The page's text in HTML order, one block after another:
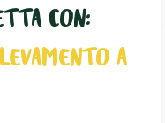
CON:
A